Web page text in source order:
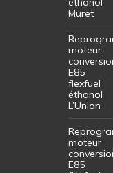
Muret
moteur
E85
flexfuel
éthanol
L’Union
moteur
E85